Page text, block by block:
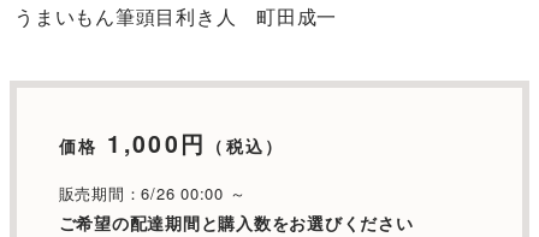
うまいもん筆頭目利き人 町田成一
価格 1,000円 （税込）
販売期間：6/26 00:00 ～
ご希望の配達期間と購入数をお選びください